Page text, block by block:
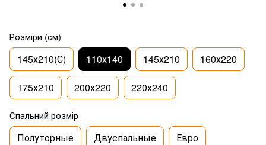
Розміри (см)
145х210(С) 110х140 145х210 160х220
175х210 200х220 220х240
Спальний розмір
Полуторные Двуспальные Евро